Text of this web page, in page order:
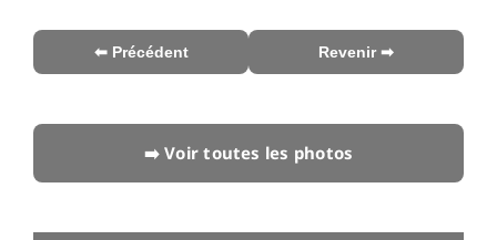
1.137,60 €
⬅ Précédent Revenir ➡
➡️ Voir toutes les photos